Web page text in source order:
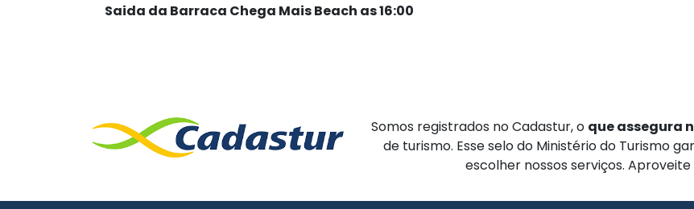
Saida da Barraca Chega Mais Beach as 16:00
Somos registrados no Cadastur, o que assegura
de turismo. Esse selo do Ministério do Turismo
escolher nossos serviços.